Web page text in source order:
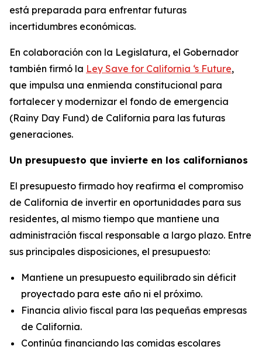
está preparada para enfrentar futuras
incertidumbres económicas.
En colaboración con la Legislatura, el Gobernador
también firmó la Ley Save for California ‘s Future,
que impulsa una enmienda constitucional para
fortalecer y modernizar el fondo de emergencia
(Rainy Day Fund) de California para las futuras
generaciones.
Un presupuesto que invierte en los californianos
El presupuesto firmado hoy reafirma el compromiso
de California de invertir en oportunidades para sus
residentes, al mismo tiempo que mantiene una
administración fiscal responsable a largo plazo. Entre
sus principales disposiciones, el presupuesto:
Mantiene un presupuesto equilibrado sin déficit
proyectado para este año ni el próximo.
Financia alivio fiscal para las pequeñas empresas
de California.
Continúa financiando las comidas escolares